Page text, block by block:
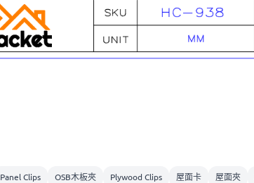
Panel Clips OSB木板夾 Plywood Clips 屋面卡 屋面夾